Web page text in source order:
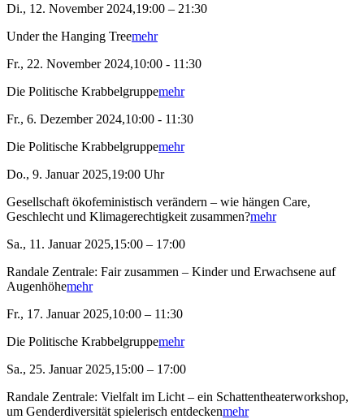
Di., 12. November 2024,19:00 – 21:30
Under the Hanging Treemehr
Fr., 22. November 2024,10:00 - 11:30
Die Politische Krabbelgruppemehr
Fr., 6. Dezember 2024,10:00 - 11:30
Die Politische Krabbelgruppemehr
Do., 9. Januar 2025,19:00 Uhr
Gesellschaft ökofeministisch verändern – wie hängen Care,
Geschlecht und Klimagerechtigkeit zusammen?mehr
Sa., 11. Januar 2025,15:00 – 17:00
Randale Zentrale: Fair zusammen – Kinder und Erwachsene auf
Augenhöhemehr
Fr., 17. Januar 2025,10:00 – 11:30
Die Politische Krabbelgruppemehr
Sa., 25. Januar 2025,15:00 – 17:00
Randale Zentrale: Vielfalt im Licht – ein Schattentheaterworkshop,
um Genderdiversität spielerisch entdeckenmehr